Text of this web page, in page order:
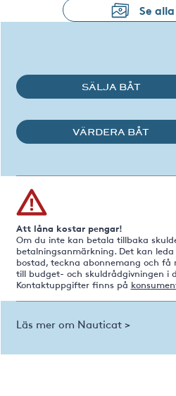
Se
SÄLJA BÅT
VÄRDERA BÅT
Att låna kostar pengar!
Om du inte kan betala tillbaka
betalningsanmärkning. Det kan
bostad, teckna abonnemang och få
till budget- och skuldrådgivningen i
Kontaktuppgifter finns på
Läs mer om Nauticat >